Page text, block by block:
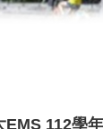
EMS 112學